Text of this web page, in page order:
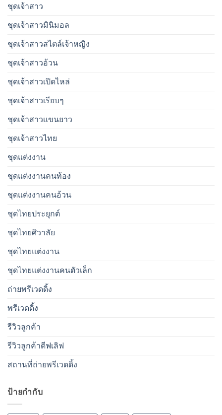
ชุดเจ้าสาว
ชุดเจ้าสาวมินิมอล
ชุดเจ้าสาวสไตล์เจ้าหญิง
ชุดเจ้าสาวอ้วน
ชุดเจ้าสาวเปิดไหล่
ชุดเจ้าสาวเรียบๆ
ชุดเจ้าสาวเเขนยาว
ชุดเจ้าสาวไทย
ชุดแต่งงาน
ชุดแต่งงานคนท้อง
ชุดแต่งงานคนอ้วน
ชุดไทยประยุกต์
ชุดไทยศิวาลัย
ชุดไทยแต่งงาน
ชุดไทยแต่งงานคนตัวเล็ก
ถ่ายพรีเวดดิ้ง
พรีเวดดิ้ง
รีวิวลูกค้า
รีวิวลูกค้าดีฟเลิฟ
สถานที่ถ่ายพรีเวดดิ้ง
ป้ายกำกับ